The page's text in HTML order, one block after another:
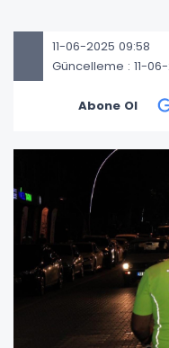
11-06-2025 09:58
Güncelleme : 11-
Abone Ol